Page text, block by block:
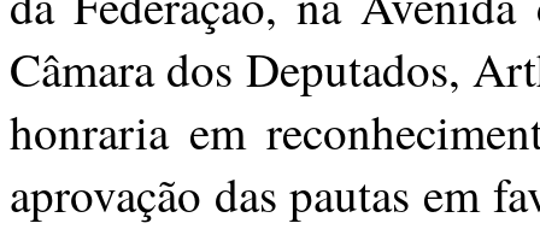
Câmara dos Deputados,
honraria em
aprovação das pautas em